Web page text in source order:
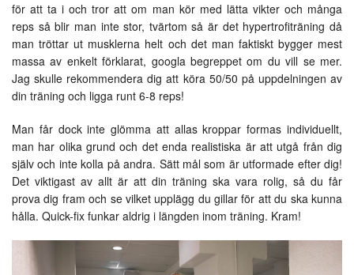
för att ta i och tror att om man kör med lätta vikter och många
reps så blir man inte stor, tvärtom så är det hypertrofiträning då
man tröttar ut musklerna helt och det man faktiskt bygger mest
massa av enkelt förklarat, googla begreppet om du vill se mer.
Jag skulle rekommendera dig att köra 50/50 på uppdelningen av
din träning och ligga runt 6-8 reps!
Man får dock inte glömma att allas kroppar formas individuellt,
man har olika grund och det enda realistiska är att utgå från dig
själv och inte kolla på andra. Sätt mål som är utformade efter dig!
Det viktigast av allt är att din träning ska vara rolig, så du får
prova dig fram och se vilket upplägg du gillar för att du ska kunna
hålla. Quick-fix funkar aldrig i längden inom träning. Kram!